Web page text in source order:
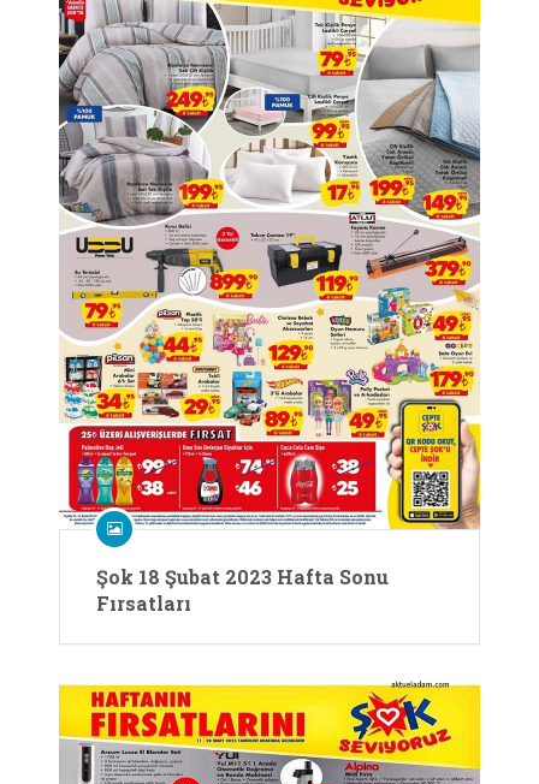
Şok 18 Şubat 2023 Hafta Sonu
Fırsatları